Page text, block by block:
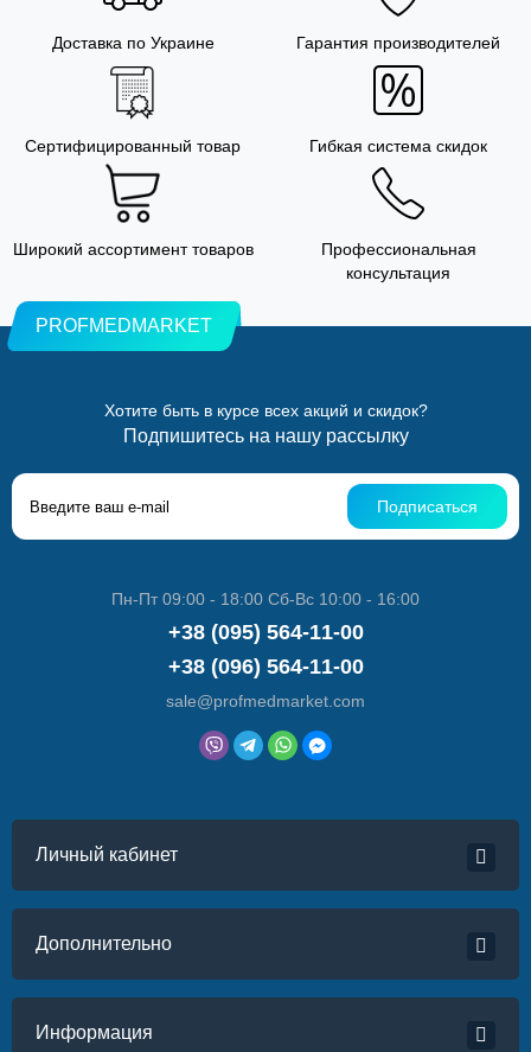
Доставка по Украине Гарантия производителей
Сертифицированный товар Гибкая система скидок
Широкий ассортимент товаров
Профессиональная
консультация
PROFMEDMARKET
Хотите быть в курсе всех акций и скидок?
Подпишитесь на нашу рассылку
Подписаться
Пн-Пт 09:00 - 18:00 Сб-Вс 10:00 - 16:00
+38 (095) 564-11-00
+38 (096) 564-11-00
sale@profmedmarket.com
Личный кабинет
Дополнительно
Информация